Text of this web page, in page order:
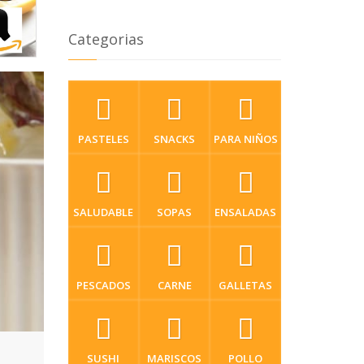
Categorias
PASTELES SNACKS PARA NIÑOS
SALUDABLE SOPAS ENSALADAS
PESCADOS CARNE GALLETAS
SUSHI MARISCOS POLLO